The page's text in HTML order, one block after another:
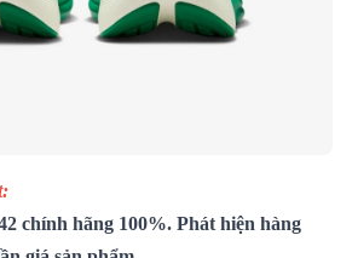
chính hãng 100%. Phát hiện hàng